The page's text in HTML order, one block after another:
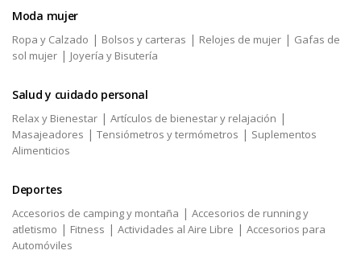
Moda mujer
Ropa y Calzado | Bolsos y carteras | Relojes de mujer | Gafas de
sol mujer | Joyería y Bisutería
Salud y cuidado personal
Relax y Bienestar | Artículos de bienestar y relajación |
Masajeadores | Tensiómetros y termómetros | Suplementos
Alimenticios
Deportes
Accesorios de camping y montaña | Accesorios de running y
atletismo | Fitness | Actividades al Aire Libre | Accesorios para
Automóviles